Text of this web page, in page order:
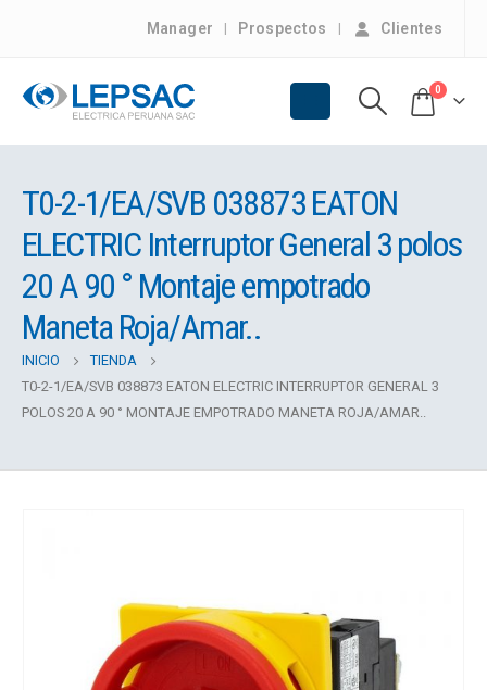
Manager Prospectos Clientes
0
T0-2-1/EA/SVB 038873 EATON
ELECTRIC Interruptor General 3 polos
20 A 90 ° Montaje empotrado
Maneta Roja/Amar..
INICIO
TIENDA
T0-2-1/EA/SVB 038873 EATON ELECTRIC INTERRUPTOR GENERAL 3
POLOS 20 A 90 ° MONTAJE EMPOTRADO MANETA ROJA/AMAR..